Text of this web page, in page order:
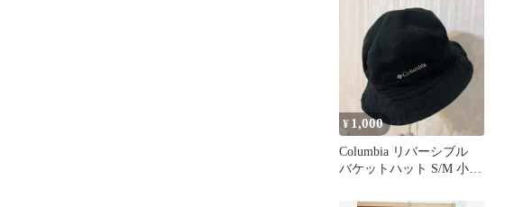
¥ 1,000
Columbia リバーシブル
バケットハット S/M 小さ